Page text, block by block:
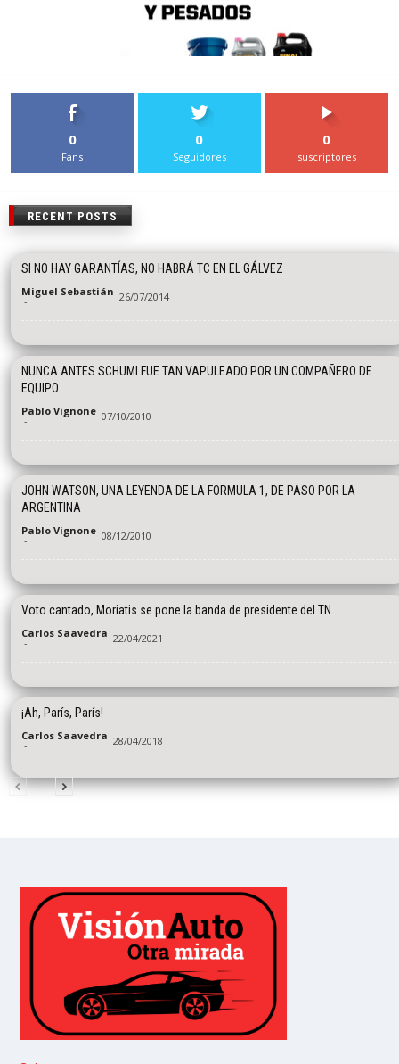
0
Fans
0
Seguidores
0
suscriptores
RECENT POSTS
SI NO HAY GARANTÍAS, NO HABRÁ TC EN EL GÁLVEZ
Miguel Sebastián
- 26/07/2014
NUNCA ANTES SCHUMI FUE TAN VAPULEADO POR UN COMPAÑERO DE
EQUIPO
Pablo Vignone
- 07/10/2010
JOHN WATSON, UNA LEYENDA DE LA FORMULA 1, DE PASO POR LA
ARGENTINA
Pablo Vignone
- 08/12/2010
Voto cantado, Moriatis se pone la banda de presidente del TN
Carlos Saavedra
- 22/04/2021
¡Ah, París, París!
Carlos Saavedra
- 28/04/2018